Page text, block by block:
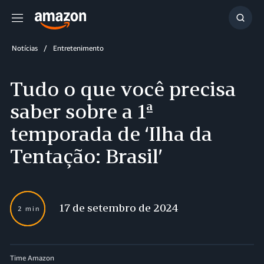
Menu
Notícias Entretenimento
Tudo o que você precisa
saber sobre a 1ª
temporada de ‘Ilha da
Tentação: Brasil’
2 min 17 de setembro de 2024
Time Amazon